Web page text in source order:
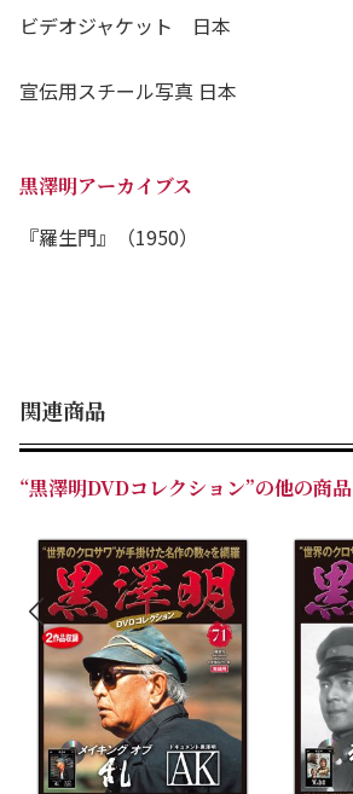
ビデオジャケット 日本
宣伝用スチール写真 日本
黒澤明アーカイブス
『羅生門』（1950）
関連商品
“黒澤明DVDコレクション”の他の商品